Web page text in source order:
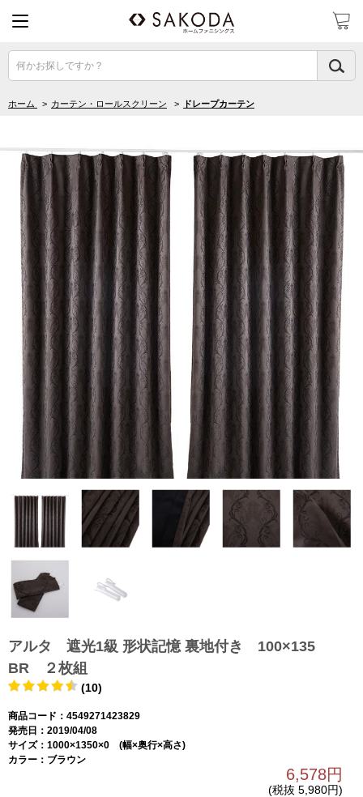
何かお探しですか？
ホーム > カーテン・ロールスクリーン > ドレープカーテン
アルタ 遮光1級 形状記憶 裏地付き 100×135
BR ２枚組
(10)
商品コード：4549271423829
発売日：2019/04/08
サイズ：1000×1350×0 (幅×奥行×高さ)
カラー：ブラウン
6,578円
(税抜 5,980円)